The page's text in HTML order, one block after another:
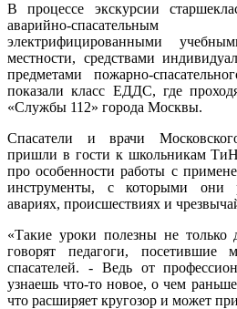
В процессе экскурсии
аварийно-
электрифицированными
местности, средствами
предметами пожарно-
показали класс ЕДДС, где
«Службы 112» города Москвы.
Спасатели и врачи
пришли в гости к школьникам
про особенности работы с
инструменты, с которыми они
авариях, происшествиях и
«Такие уроки полезны не
говорят педагоги, посетившие
спасателей. - Ведь от
узнаешь что-то новое, о чем
что расширяет кругозор и может